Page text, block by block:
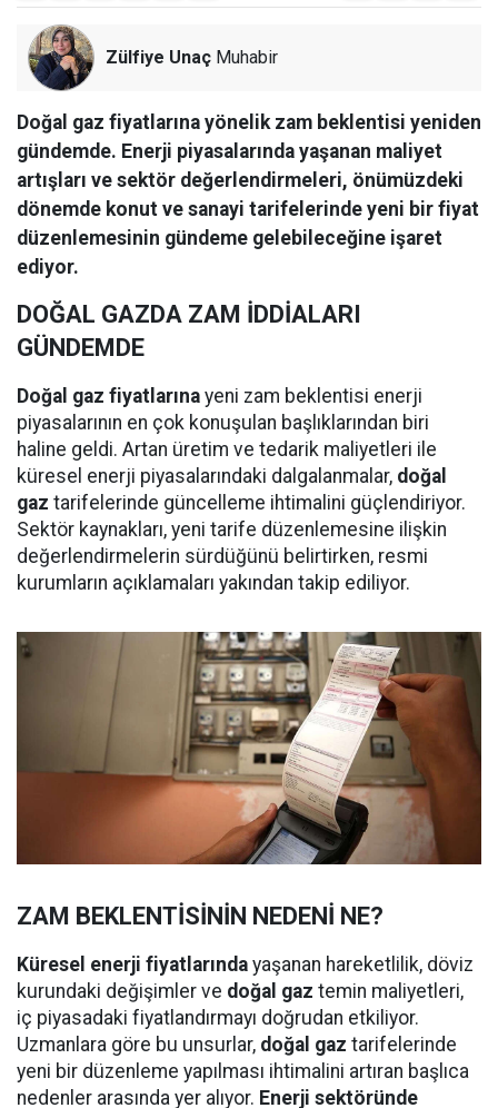
Zülfiye Unaç Muhabir
Doğal gaz fiyatlarına yönelik zam beklentisi yeniden
gündemde. Enerji piyasalarında yaşanan maliyet
artışları ve sektör değerlendirmeleri, önümüzdeki
dönemde konut ve sanayi tarifelerinde yeni bir fiyat
düzenlemesinin gündeme gelebileceğine işaret
ediyor.
DOĞAL GAZDA ZAM İDDİALARI
GÜNDEMDE
Doğal gaz fiyatlarına yeni zam beklentisi enerji
piyasalarının en çok konuşulan başlıklarından biri
haline geldi. Artan üretim ve tedarik maliyetleri ile
küresel enerji piyasalarındaki dalgalanmalar, doğal
gaz tarifelerinde güncelleme ihtimalini güçlendiriyor.
Sektör kaynakları, yeni tarife düzenlemesine ilişkin
değerlendirmelerin sürdüğünü belirtirken, resmi
kurumların açıklamaları yakından takip ediliyor.
ZAM BEKLENTİSİNİN NEDENİ NE?
Küresel enerji fiyatlarında yaşanan hareketlilik, döviz
kurundaki değişimler ve doğal gaz temin maliyetleri,
iç piyasadaki fiyatlandırmayı doğrudan etkiliyor.
Uzmanlara göre bu unsurlar, doğal gaz tarifelerinde
yeni bir düzenleme yapılması ihtimalini artıran başlıca
nedenler arasında yer alıyor. Enerji sektöründe